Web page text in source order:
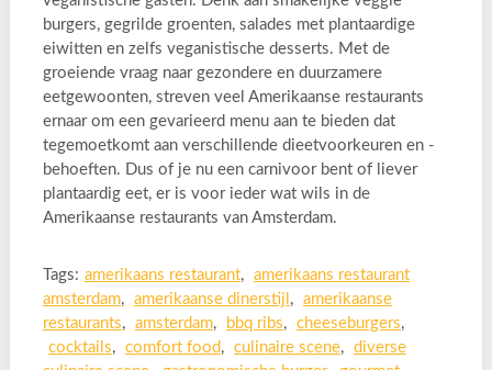
burgers, gegrilde groenten, salades met plantaardige
eiwitten en zelfs veganistische desserts. Met de
groeiende vraag naar gezondere en duurzamere
eetgewoonten, streven veel Amerikaanse restaurants
ernaar om een gevarieerd menu aan te bieden dat
tegemoetkomt aan verschillende dieetvoorkeuren en -
behoeften. Dus of je nu een carnivoor bent of liever
plantaardig eet, er is voor ieder wat wils in de
Amerikaanse restaurants van Amsterdam.
Tags: amerikaans restaurant, amerikaans restaurant
amsterdam, amerikaanse dinerstijl , amerikaanse
restaurants, amsterdam, bbq ribs, cheeseburgers,
cocktails, comfort food, culinaire scene, diverse